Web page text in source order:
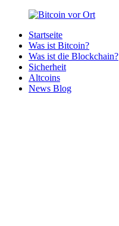
Zurück
Inhalt
Bitcoin
Bitcoins
deiner
Region
Startseite
Was ist Bitcoin?
Was ist die Blockchain?
Sicherheit
Altcoins
News Blog